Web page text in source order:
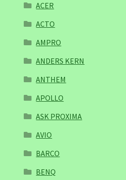
ACER
ACTO
AMPRO
ANDERS KERN
ANTHEM
APOLLO
ASK PROXIMA
AVIO
BARCO
BENQ